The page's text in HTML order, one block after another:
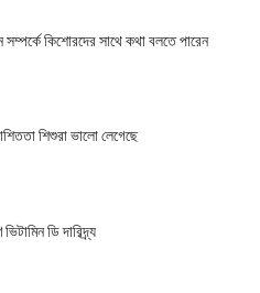
সম্পর্কে কিশোরদের সাথে কথা বলতে পারেন
শিশুরা ভালো লেগেছে
ডি দারিদ্র্য